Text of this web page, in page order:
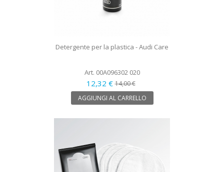
Detergente per la plastica - Audi Care
Art. 00A096302 020
12,32 €14,00 €
AGGIUNGI AL CARRELLO